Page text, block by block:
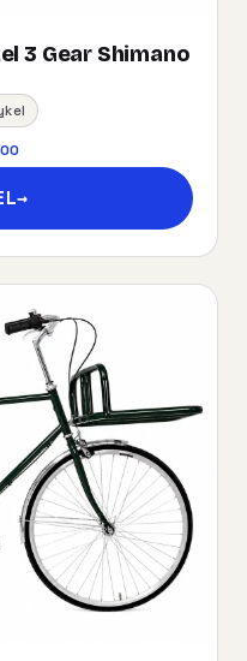
3 Gear Shimano
→